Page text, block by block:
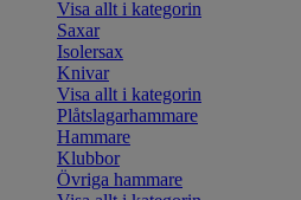
Visa allt i kategorin
Saxar
Isolersax
Knivar
Visa allt i kategorin
Plåtslagarhammare
Hammare
Klubbor
Övriga hammare